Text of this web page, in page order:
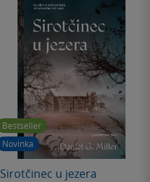
Bestseller
Novinka
Sirotčinec u jezera